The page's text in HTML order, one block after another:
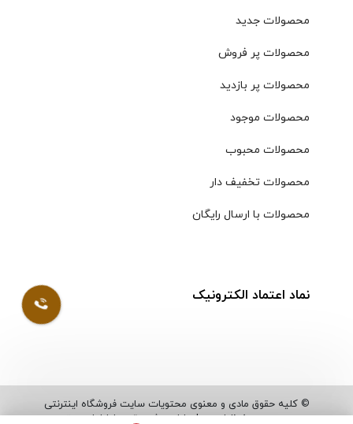
محصولات جدید
محصولات پر فروش
محصولات پر بازدید
محصولات موجود
محصولات محبوب
محصولات تخفیف دار
محصولات با ارسال رایگان
نماد اعتماد الکترونیک
© کلیه حقوق مادی و معنوی محتویات سایت فروشگاه اینترنتی
موسوی محفوظ است |طراحی شده توسط ایلیاسیستم